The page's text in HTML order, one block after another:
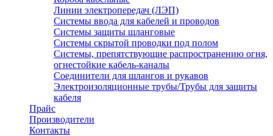
Линии электропередач (ЛЭП)
Системы ввода для кабелей и проводов
Системы защиты шланговые
Системы скрытой проводки под полом
Системы, препятствующие распространению огня,
огнестойкие кабель-каналы
Соединители для шлангов и рукавов
Электроизоляционные трубы/Трубы для защиты
кабеля
Прайс
Производители
Контакты